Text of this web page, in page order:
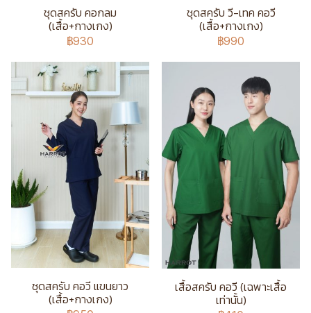
ชุดสครับ คอกลม
(เสื้อ+กางเกง)
฿930
ชุดสครับ วี-เทค คอวี
(เสื้อ+กางเกง)
฿990
ชุดสครับ คอวี แขนยาว
(เสื้อ+กางเกง)
เสื้อสครับ คอวี (เฉพาะเสื้อ
เท่านั้น)